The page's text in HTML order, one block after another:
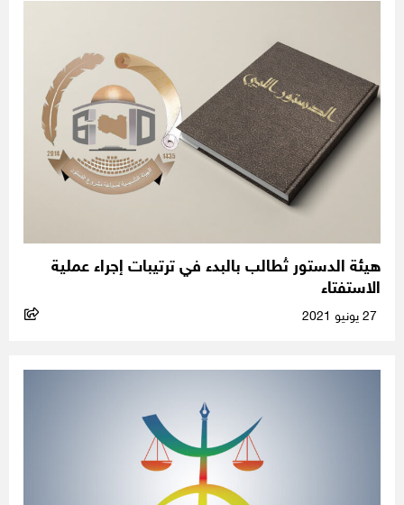
هيئة الدستور تُطالب بالبدء في ترتيبات إجراء عملية
الاستفتاء